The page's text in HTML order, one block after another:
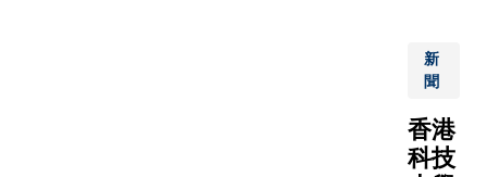
致 通
過 委
任 翁
以 登
博 士
新
聞
香港
科技